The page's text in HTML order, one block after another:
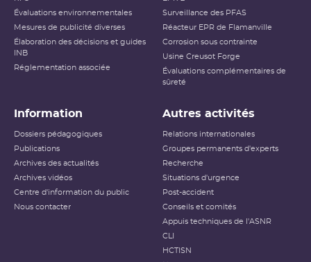
Évaluations environnementales
Mesures de publicité diverses
Élaboration des décisions et guides
INB
Réglementation associée
Surveillance des PFAS
Réacteur EPR de Flamanville
Corrosion sous contrainte
Usine Creusot Forge
Évaluations complémentaires de
sûreté
Information
Dossiers pédagogiques
Publications
Archives des actualités
Archives vidéos
Centre d'information du public
Nous contacter
Autres activités
Relations internationales
Groupes permanents d'experts
Recherche
Situations d'urgence
Post-accident
Conseils et comités
Appuis techniques de l'ASNR
CLI
HCTISN